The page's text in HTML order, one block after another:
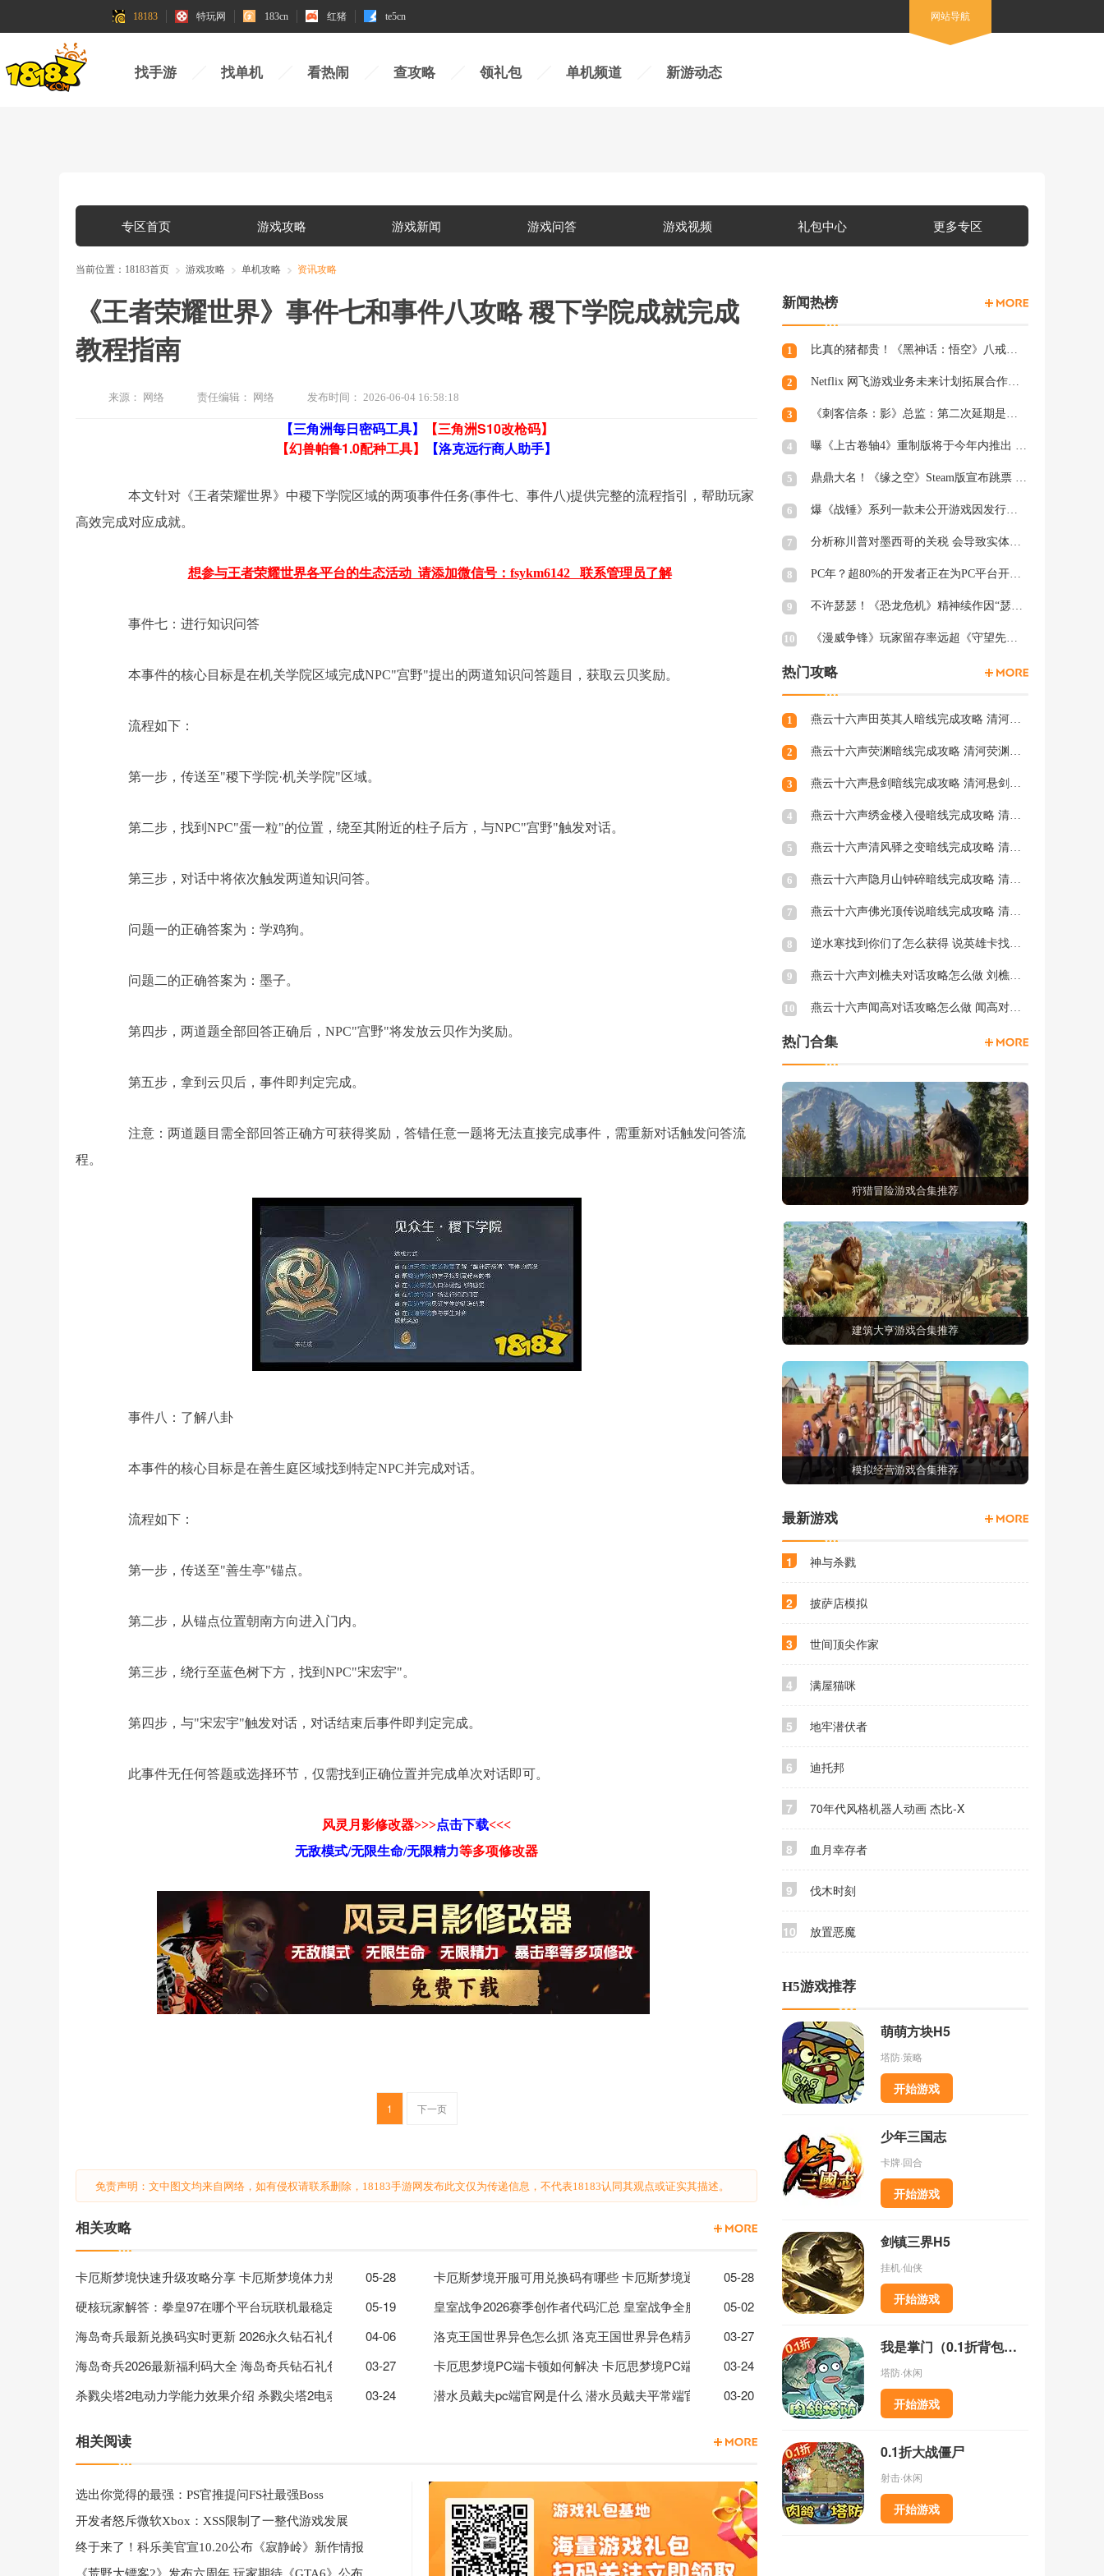
18183 特玩网 183cn 红猪 te5cn 网站导航
找手游 找单机 看热闹 查攻略 领礼包 单机频道 新游动态
专区首页 游戏攻略 游戏新闻 游戏问答 游戏视频 礼包中心 更多专区
当前位置： 18183首页 游戏攻略 单机攻略 资讯攻略
《王者荣耀世界》事件七和事件八攻略 稷下学院成就完成
教程指南
来源： 网络 责任编辑： 网络 发布时间： 2026-06-04 16:58:18
【三角洲每日密码工具】
【三角洲S10改枪码】
【幻兽帕鲁1.0配种工具】
【洛克远行商人助手】
本文针对《王者荣耀世界》中稷下学院区域的两项事件任务(事件七、事件八)提供完整的流程指引，帮助玩家
高效完成对应成就。
想参与王者荣耀世界各平台的生态活动 请添加微信号：fsykm6142 联系管理员了解
事件七：进行知识问答
本事件的核心目标是在机关学院区域完成NPC"宫野"提出的两道知识问答题目，获取云贝奖励。
流程如下：
第一步，传送至"稷下学院·机关学院"区域。
第二步，找到NPC"蛋一粒"的位置，绕至其附近的柱子后方，与NPC"宫野"触发对话。
第三步，对话中将依次触发两道知识问答。
问题一的正确答案为：学鸡狗。
问题二的正确答案为：墨子。
第四步，两道题全部回答正确后，NPC"宫野"将发放云贝作为奖励。
第五步，拿到云贝后，事件即判定完成。
注意：两道题目需全部回答正确方可获得奖励，答错任意一题将无法直接完成事件，需重新对话触发问答流
程。
事件八：了解八卦
本事件的核心目标是在善生庭区域找到特定NPC并完成对话。
流程如下：
第一步，传送至"善生亭"锚点。
第二步，从锚点位置朝南方向进入门内。
第三步，绕行至蓝色树下方，找到NPC"宋宏宇"。
第四步，与"宋宏宇"触发对话，对话结束后事件即判定完成。
此事件无任何答题或选择环节，仅需找到正确位置并完成单次对话即可。
风灵月影修改器>>>点击下载<<<
无敌模式/无限生命/无限精力等多项修改器
1 下一页
免责声明：文中图文均来自网络，如有侵权请联系删除，18183手游网发布此文仅为传递信息，不代表18183认同其观点或证实其描述。
相关攻略
卡厄斯梦境快速升级攻略分享 卡厄斯梦境体力规划分配推荐介绍
05-28 卡厄斯梦境开服可用兑换码有哪些 卡厄斯梦境通用兑换码一览
05-28
硬核玩家解答：拳皇97在哪个平台玩联机最稳定、无收费套路？
05-19 皇室战争2026赛季创作者代码汇总 皇室战争全服通用兑换码精选
05-02
海岛奇兵最新兑换码实时更新 2026永久钻石礼包使用攻略
04-06 洛克王国世界异色怎么抓 洛克王国世界异色精灵捕捉技巧
03-27
海岛奇兵2026最新福利码大全 海岛奇兵钻石礼包创作者代码
03-27 卡厄思梦境PC端卡顿如何解决 卡厄思梦境PC端卡顿解决攻略
03-24
杀戮尖塔2电动力学能力效果介绍 杀戮尖塔2电动力学能力效果解析一览
03-24 潜水员戴夫pc端官网是什么 潜水员戴夫平常端官网地址一览
03-20
相关阅读
选出你觉得的最强：PS官推提问FS社最强Boss
开发者怒斥微软Xbox：XSS限制了一整代游戏发展
终于来了！科乐美官宣10.20公布《寂静岭》新作情报
新闻热榜
1 比真的猪都贵！《黑神话：悟空》八戒手办开订：根根分明的猪毛
2 Netflix 网飞游戏业务未来计划拓展合作和家庭类游戏
3 《刺客信条：影》总监：第二次延期是因为屋顶太复杂
4 曝《上古卷轴4》重制版将于今年内推出 虚幻5加持
5 鼎鼎大名！《缘之空》Steam版宣布跳票 将延期至2月28日发售
6 爆《战锤》系列一款未公开游戏因发行商撤资而夭折，开发被迫中断
7 分析称川普对墨西哥的关税 会导致实体游戏价格上涨
8 PC年？超80%的开发者正在为PC平台开发游戏 NS2为8%
9 不许瑟瑟！《恐龙危机》精神续作因“瑟瑟Mod”拒绝登陆PC
10 《漫威争锋》玩家留存率远超《守望先锋2》、《绝地潜兵2》等游戏
热门攻略
1 燕云十六声田英其人暗线完成攻略 清河田英其人暗涌怎么触发
2 燕云十六声荧渊暗线完成攻略 清河荧渊暗涌怎么触发
3 燕云十六声悬剑暗线完成攻略 清河悬剑暗涌怎么触发
4 燕云十六声绣金楼入侵暗线完成攻略 清河绣金楼入侵暗涌怎么触发
5 燕云十六声清风驿之变暗线完成攻略 清河清风驿之变暗涌怎么触发
6 燕云十六声隐月山钟碎暗线完成攻略 清河隐月山钟碎暗涌怎么触发
7 燕云十六声佛光顶传说暗线完成攻略 清河佛光顶传说暗涌怎么触发
8 逆水寒找到你们了怎么获得 说英雄卡找到你们了获得方法
9 燕云十六声刘樵夫对话攻略怎么做 刘樵夫对话结交攻略一览
10 燕云十六声闻高对话攻略怎么做 闻高对话结交攻略一览
热门合集
狩猎冒险游戏合集推荐
建筑大亨游戏合集推荐
模拟经营游戏合集推荐
最新游戏
1 神与杀戮
2 披萨店模拟
3 世间顶尖作家
4 满屋猫咪
5 地牢潜伏者
6 迪托邦
7 70年代风格机器人动画 杰比-X
8 血月幸存者
9 伐木时刻
10 放置恶魔
H5游戏推荐
萌萌方块H5
塔防·策略
开始游戏
少年三国志
卡牌·回合
开始游戏
剑镇三界H5
挂机·仙侠
开始游戏
我是掌门（0.1折背包乱斗）
塔防·休闲
开始游戏
0.1折大战僵尸
射击·休闲
开始游戏